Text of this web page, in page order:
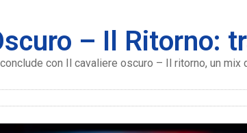
– Il Ritorno:
con Il cavaliere oscuro – Il ritorno, un